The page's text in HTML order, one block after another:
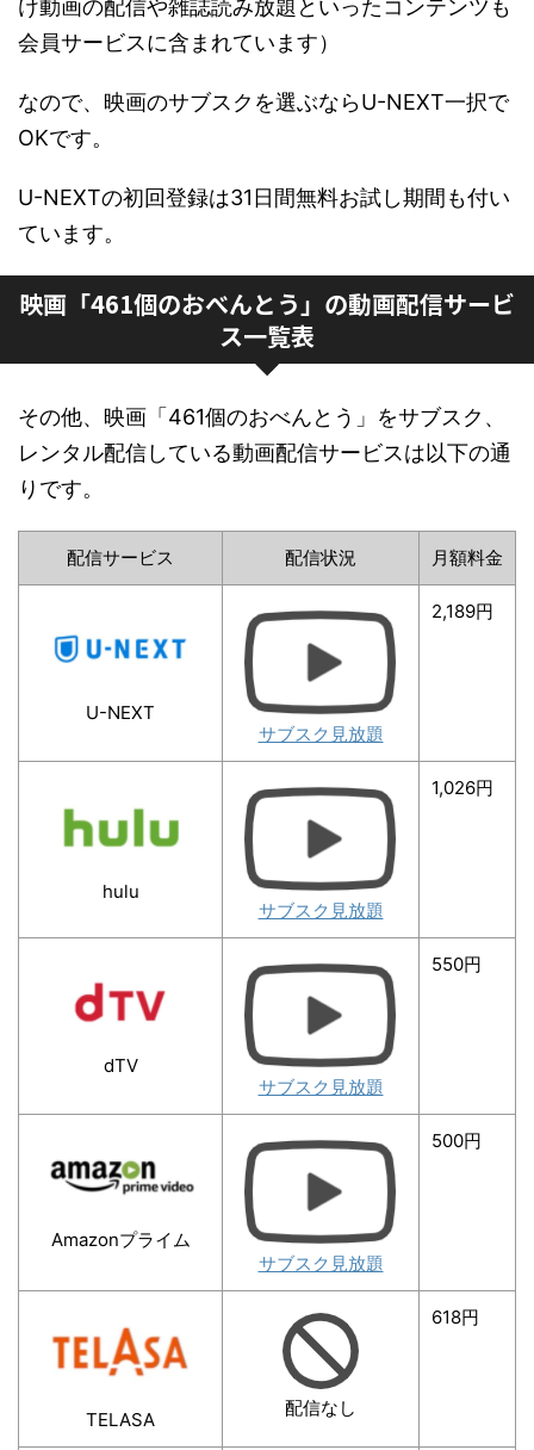
け動画の配信や雑誌読み放題といったコンテンツも
会員サービスに含まれています）
なので、映画のサブスクを選ぶならU-NEXT一択で
OKです。
U-NEXTの初回登録は31日間無料お試し期間も付い
ています。
映画「461個のおべんとう」の動画配信サービ
ス一覧表
その他、映画「461個のおべんとう」をサブスク、
レンタル配信している動画配信サービスは以下の通
りです。
配信サービス 配信状況 月額料金
U-NEXT
サブスク見放題
2,189円
hulu
サブスク見放題
1,026円
dTV
サブスク見放題
550円
Amazonプライム
サブスク見放題
500円
TELASA
配信なし
618円